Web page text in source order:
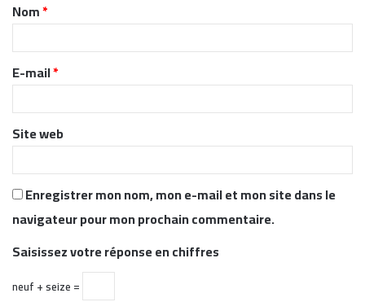
a
r
e
*
Nom*
E-mail*
Site web
Enregistrer mon nom, mon e-mail et mon site dans le
navigateur pour mon prochain commentaire.
Saisissez votre réponse en chiffres
neuf + seize =